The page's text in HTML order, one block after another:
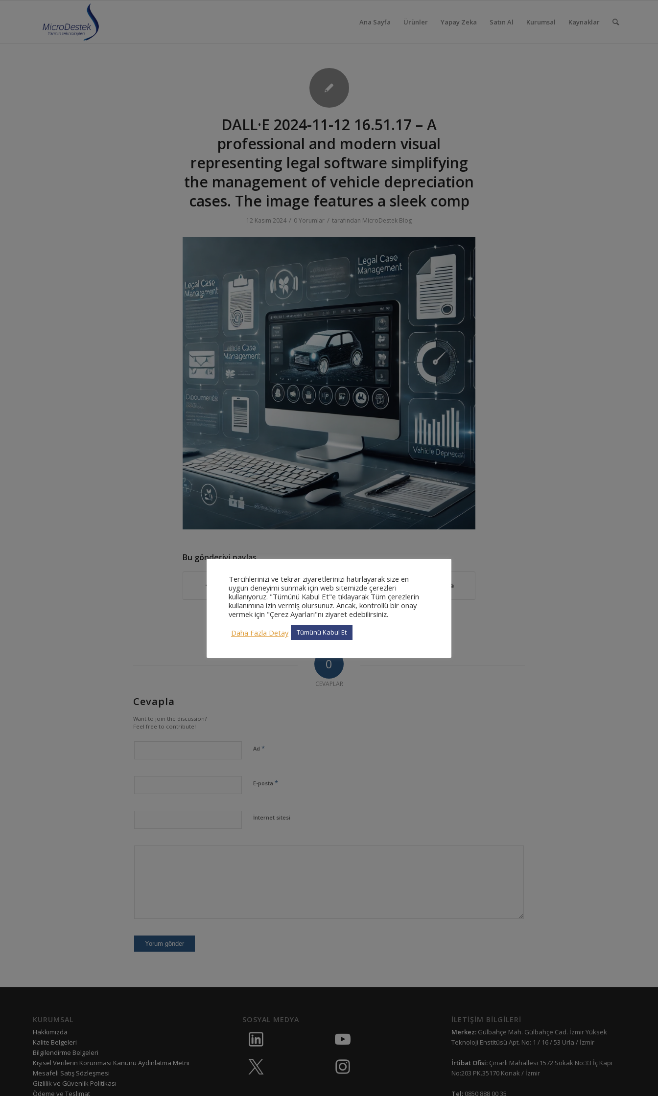
Ana Sayfa Ürünler Yapay Zeka Satın Al Kurumsal Kaynaklar
DALL·E 2024-11-12 16.51.17 – A
professional and modern visual
representing legal software simplifying
the management of vehicle depreciation
cases. The image features a sleek comp
12 Kasım 2024 / 0 Yorumlar / tarafından MicroDestek Blog
Bu gönderiyi paylaş
0
CEVAPLAR
Cevapla
Want to join the discussion?
Feel free to contribute!
Ad *
E-posta *
İnternet sitesi
KURUMSAL
Hakkımızda
Kalite Belgeleri
Bilgilendirme Belgeleri
Kişisel Verilerin Korunması Kanunu Aydınlatma Metni
Mesafeli Satış Sözleşmesi
Gizlilik ve Güvenlik Politikası
Ödeme ve Teslimat
SOSYAL MEDYA İLETİŞİM BİLGİLERİ
Merkez: Gülbahçe Mah. Gülbahçe Cad. İzmir Yüksek
Teknoloji Enstitüsü Apt. No: 1 / 16 / 53 Urla / İzmir
İrtibat Ofisi: Çınarlı Mahallesi 1572 Sokak No:33 İç Kapı
No:203 PK.35170 Konak / İzmir
Tel: 0850 888 00 35
Tercihlerinizi ve tekrar ziyaretlerinizi hatırlayarak size en
uygun deneyimi sunmak için web sitemizde çerezleri
kullanıyoruz. "Tümünü Kabul Et"e tıklayarak Tüm çerezlerin
kullanımına izin vermiş olursunuz. Ancak, kontrollü bir onay
vermek için "Çerez Ayarları"nı ziyaret edebilirsiniz.
Daha Fazla Detay
Tümünü Kabul Et